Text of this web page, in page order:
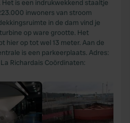
is een indrukwekkend staaltje
inwoners van stroom
in de dam vind je
op ware grootte. Het
hier op tot wel 13 meter. Aan de
is een parkeerplaats. Adres:
Richardais Coördinaten: